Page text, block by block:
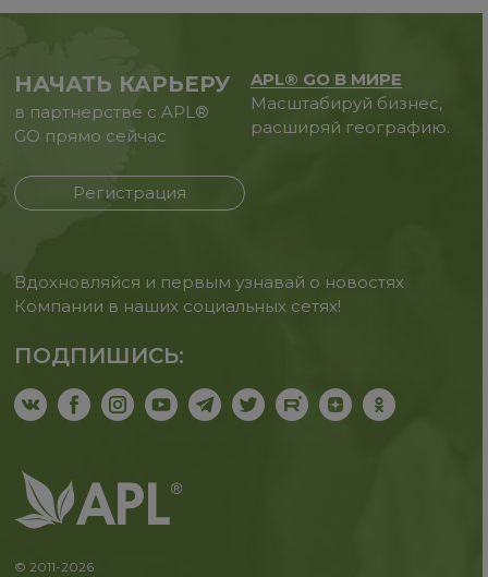
НАЧАТЬ КАРЬЕРУ
в партнерстве с APL®
GO прямо сейчас
Регистрация
APL® GO В МИРЕ
Масштабируй бизнес,
расширяй географию.
Вдохновляйся и первым узнавай о новостях
Компании в наших социальных сетях!
ПОДПИШИСЬ:
© 2011-2026